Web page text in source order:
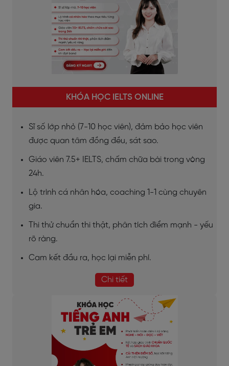
KHÓA HỌC IELTS ONLINE
Sĩ số lớp nhỏ (7-10 học viên), đảm bảo học viên
được quan tâm đồng đều, sát sao.
Giáo viên 7.5+ IELTS, chấm chữa bài trong vòng
24h.
Lộ trình cá nhân hóa, coaching 1-1 cùng chuyên
gia.
Thi thử chuẩn thi thật, phân tích điểm mạnh - yếu
rõ ràng.
Cam kết đầu ra, học lại miễn phí.
Chi tiết